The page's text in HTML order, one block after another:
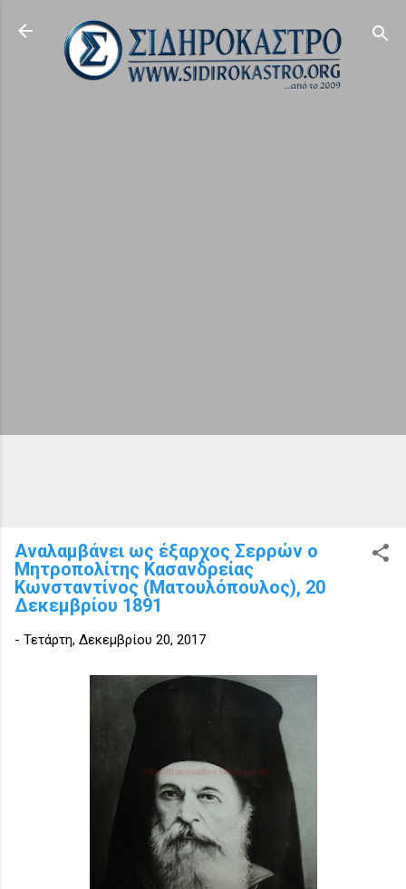
Μετάβαση στο κύριο περιεχόμενο
Αναλαμβάνει ως έξαρχος Σερρών ο
Μητροπολίτης Κασανδρείας
Κωνσταντίνος (Ματουλόπουλος), 20
Δεκεμβρίου 1891
- Τετάρτη, Δεκεμβρίου 20, 2017